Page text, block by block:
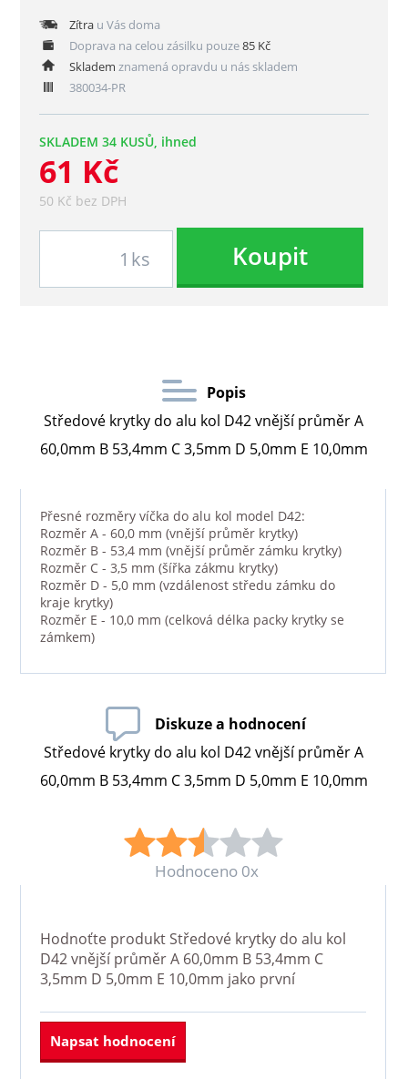
Zítrau Vás doma
Doprava na celou zásilku pouze85 Kč
Skladem znamená opravdu u nás skladem
380034-PR
SKLADEM 34 KUSŮ, ihned
61 Kč
50 Kč bez DPH
ks Koupit
Popis
Středové krytky do alu kol D42 vnější průměr A
60,0mm B 53,4mm C 3,5mm D 5,0mm E 10,0mm
Přesné rozměry víčka do alu kol model D42:
Rozměr A - 60,0 mm (vnější průměr krytky)
Rozměr B - 53,4 mm (vnější průměr zámku krytky)
Rozměr C - 3,5 mm (šířka zákmu krytky)
Rozměr D - 5,0 mm (vzdálenost středu zámku do
kraje krytky)
Rozměr E - 10,0 mm (celková délka packy krytky se
zámkem)
Diskuze a hodnocení
Středové krytky do alu kol D42 vnější průměr A
60,0mm B 53,4mm C 3,5mm D 5,0mm E 10,0mm
Hodnoceno 0x
Hodnoťte produktStředové krytky do alu kol
D42 vnější průměr A 60,0mm B 53,4mm C
3,5mm D 5,0mm E 10,0mm jako první
Napsat hodnocení